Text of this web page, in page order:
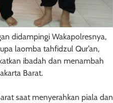
didampingi Wakapolresnya,
laomba tahfidzul Qur’an,
ibadah dan menambah
Barat.
saat menyerahkan piala dan